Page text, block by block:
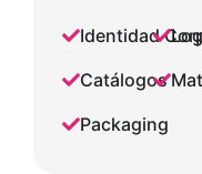
Identidad
Catálogos
Packaging